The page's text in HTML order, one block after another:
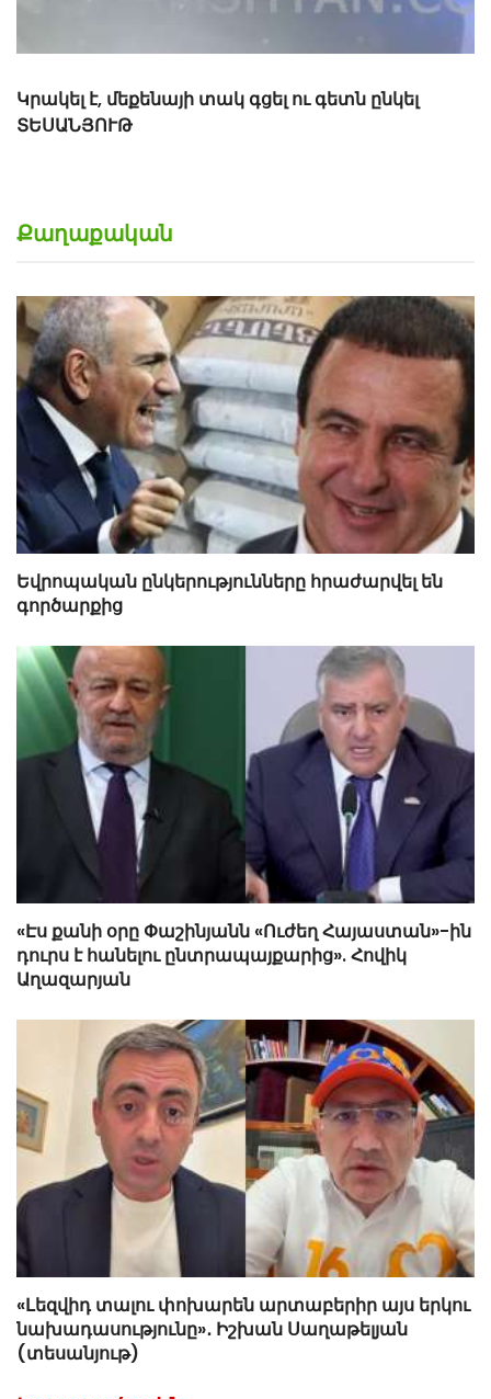
Քաղաքական
Եվրոպական ընկերությունները հրաժարվել են
գործարքից
«Էս քանի օրը Փաշինյանն «Ուժեղ Հայաստան»-ին
դուրս է հանելու ընտրապայքարից». Հովիկ
Աղազարյան
«Լեզվիդ տալու փոխարեն արտաբերիր այս երկու
նախադասությունը»․ Իշխան Սաղաթելյան
(տեսանյութ)